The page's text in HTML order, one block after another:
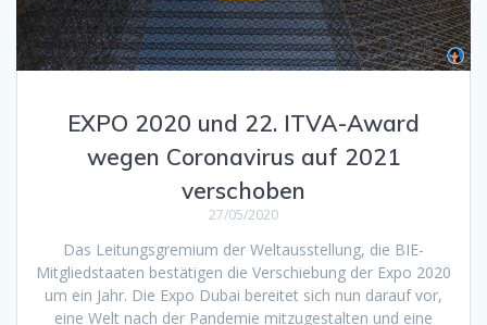
EXPO 2020 und 22. ITVA-Award
wegen Coronavirus auf 2021
verschoben
27/05/2020
Das Leitungsgremium der Weltausstellung, die BIE-
Mitgliedstaaten bestätigen die Verschiebung der Expo 2020
um ein Jahr. Die Expo Dubai bereitet sich nun darauf vor,
eine Welt nach der Pandemie mitzugestalten und eine